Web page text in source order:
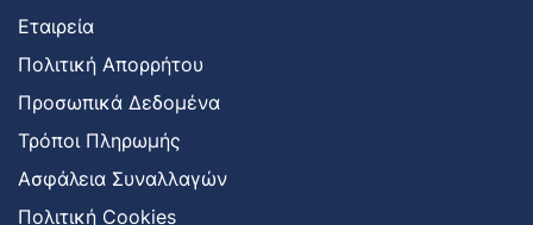
Εταιρεία
Πολιτική Απορρήτου
Προσωπικά Δεδομένα
Τρόποι Πληρωμής
Ασφάλεια Συναλλαγών
Πολιτική Cookies